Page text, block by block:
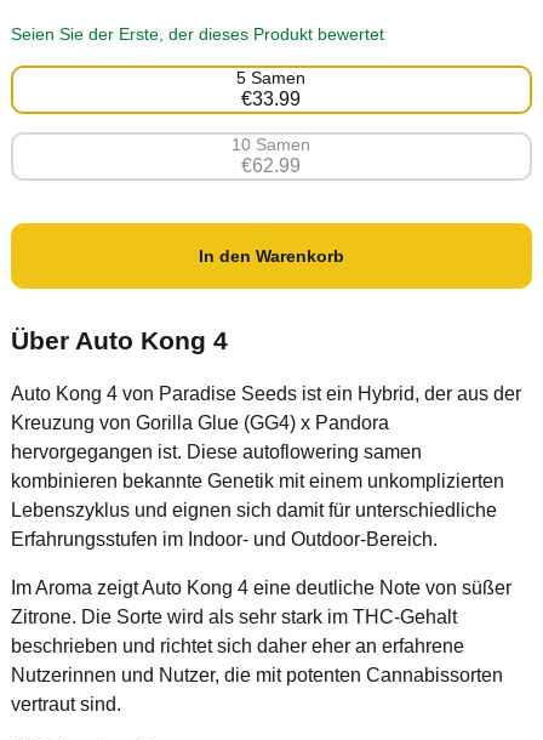
Seien Sie der Erste, der dieses Produkt bewertet
5 Samen
€33.99
10 Samen
€62.99
In den Warenkorb
Über Auto Kong 4
Auto Kong 4 von Paradise Seeds ist ein Hybrid, der aus der
Kreuzung von Gorilla Glue (GG4) x Pandora
hervorgegangen ist. Diese autoflowering samen
kombinieren bekannte Genetik mit einem unkomplizierten
Lebenszyklus und eignen sich damit für unterschiedliche
Erfahrungsstufen im Indoor- und Outdoor-Bereich.
Im Aroma zeigt Auto Kong 4 eine deutliche Note von süßer
Zitrone. Die Sorte wird als sehr stark im THC-Gehalt
beschrieben und richtet sich daher eher an erfahrene
Nutzerinnen und Nutzer, die mit potenten Cannabissorten
vertraut sind.